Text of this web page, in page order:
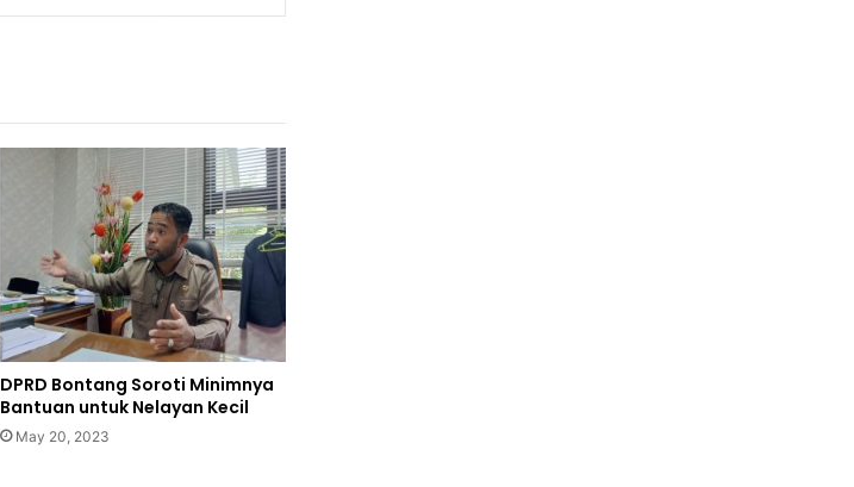
DPRD Bontang Soroti Minimnya
Bantuan untuk Nelayan Kecil
May 20, 2023